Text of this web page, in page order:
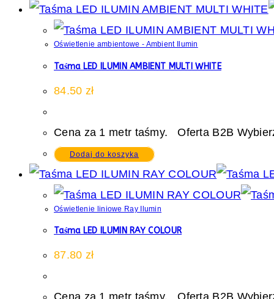
Oświetlenie ambientowe - Ambient Ilumin
Taśma LED ILUMIN AMBIENT MULTI WHITE
84.50 zł
Cena za 1 metr taśmy. Oferta B2B
Dodaj do koszyka
Oświetlenie liniowe Ray Ilumin
Taśma LED ILUMIN RAY COLOUR
87.80 zł
Cena za 1 metr taśmy. Oferta B2B